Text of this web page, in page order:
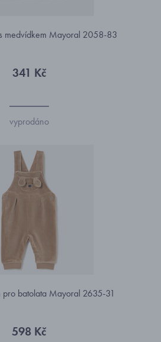
medvídkem Mayoral 2058-83
341 Kč
vyprodáno
pro batolata Mayoral 2635-31
598 Kč